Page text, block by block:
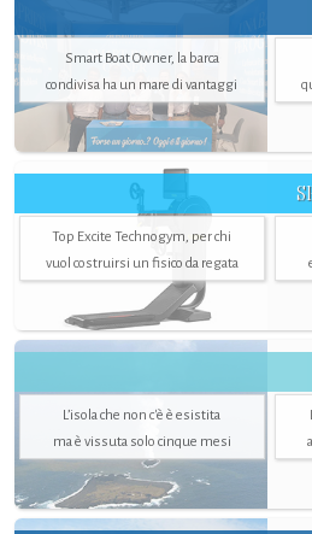
Smart Boat Owner, la barca
condivisa ha un mare di vantaggi
Top Excite Technogym, per chi
vuol costruirsi un fisico da regata
L’isola che non c'è è esistita
ma è vissuta solo cinque mesi